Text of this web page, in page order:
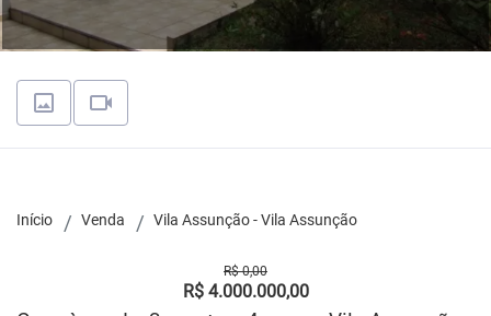
Início Venda Vila Assunção - Vila Assunção
R$ 0,00
R$ 4.000.000,00